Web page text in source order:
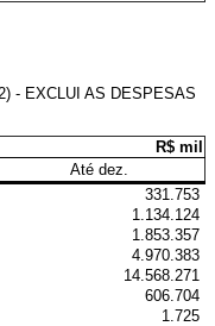
- EXCLUI AS DESPESAS
R$ mil
Até dez.
331.753
1.134.124
1.853.357
4.970.383
14.568.271
606.704
1.725